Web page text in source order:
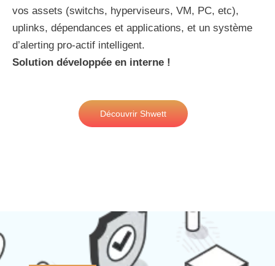
vos assets (switchs, hyperviseurs, VM, PC, etc),
uplinks, dépendances et applications, et un système
d’alerting pro-actif intelligent.
Solution développée en interne !
Découvrir Shwett